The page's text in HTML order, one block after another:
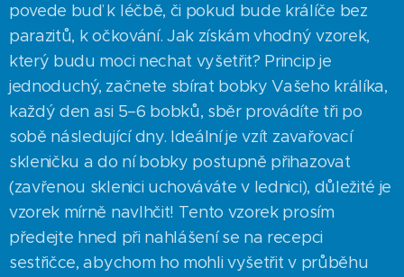
povede buď k léčbě, či pokud bude králíče bez
parazitů, k očkování. Jak získám vhodný vzorek,
který budu moci nechat vyšetřit? Princip je
jednoduchý, začnete sbírat bobky Vašeho králíka,
každý den asi 5–6 bobků, sběr provádíte tři po
sobě následující dny. Ideální je vzít zavařovací
skleničku a do ní bobky postupně přihazovat
(zavřenou sklenici uchováváte v lednici), důležité je
vzorek mírně navlhčit! Tento vzorek prosím
předejte hned při nahlášení se na recepci
sestřičce, abychom ho mohli vyšetřit v průběhu